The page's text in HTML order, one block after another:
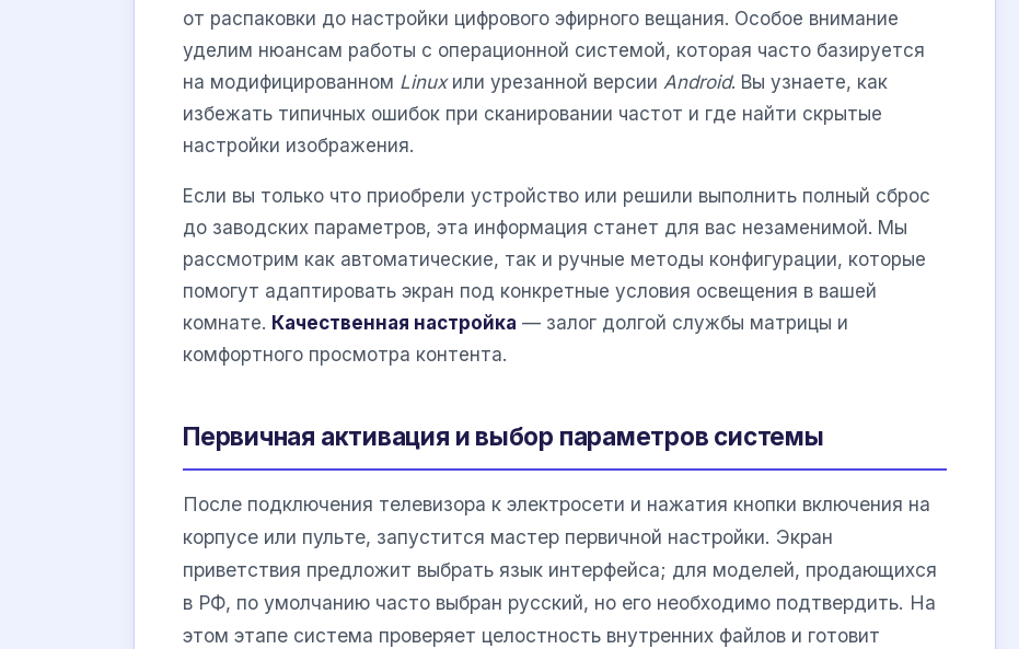
от распаковки до настройки цифрового эфирного вещания. Особое внимание
уделим нюансам работы с операционной системой, которая часто базируется
на модифицированном Linuxили урезанной версии Android. Вы узнаете, как
избежать типичных ошибок при сканировании частот и где найти скрытые
настройки изображения.
Если вы только что приобрели устройство или решили выполнить полный сброс
до заводских параметров, эта информация станет для вас незаменимой. Мы
рассмотрим как автоматические, так и ручные методы конфигурации, которые
помогут адаптировать экран под конкретные условия освещения в вашей
комнате. Качественная настройка — залог долгой службы матрицы и
комфортного просмотра контента.
Первичная активация и выбор параметров системы
После подключения телевизора к электросети и нажатия кнопки включения на
корпусе или пульте, запустится мастер первичной настройки. Экран
приветствия предложит выбрать язык интерфейса; для моделей, продающихся
в РФ, по умолчанию часто выбран русский, но его необходимо подтвердить. На
этом этапе система проверяет целостность внутренних файлов и готовит